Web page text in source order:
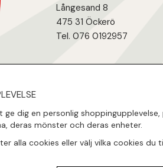
Långesand 8
475 31 Öckerö
Tel. 076 0192957
dig en personlig
deras mönster och deras enheter.
alla cookies eller välj vilka cookies